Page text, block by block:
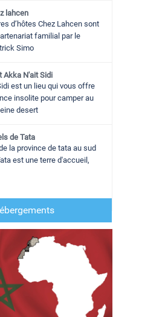
lahcen
d’hôtes Chez Lahcen sont
familial par le
Simo
Akka N'ait Sidi
est un lieu qui vous offre
insolite pour camper au
desert
de Tata
la province de tata au sud
est une terre d'accueil,